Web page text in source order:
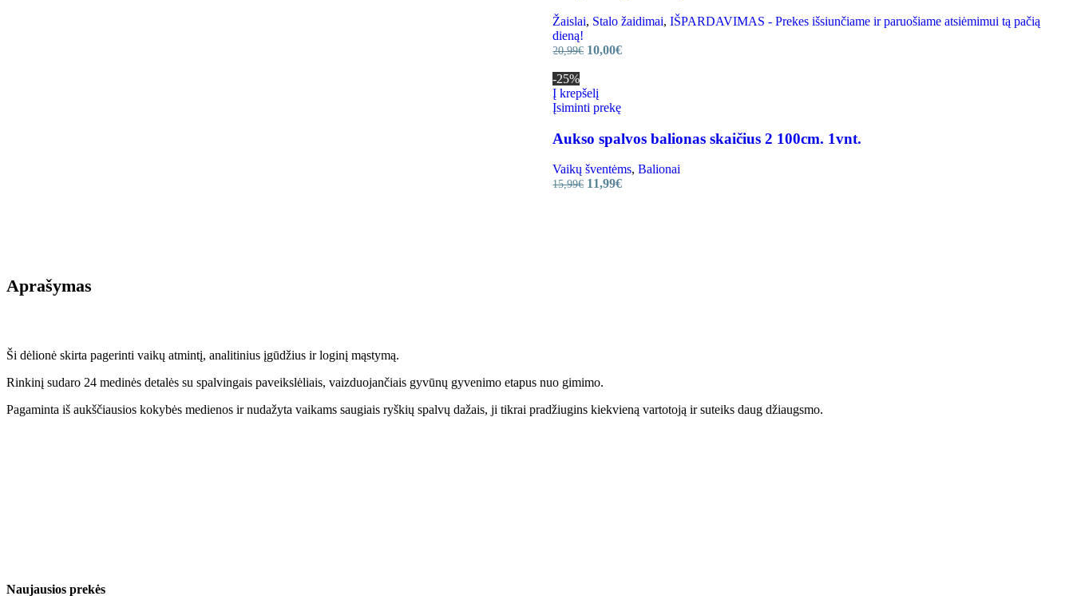
Žaislai, Stalo žaidimai, IŠPARDAVIMAS - Prekes išsiunčiame ir paruošiame atsiėmimui tą pačią
dieną!
20,99€ 10,00€
-25%
Į krepšelį
Įsiminti prekę
Aukso spalvos balionas skaičius 2 100cm. 1vnt.
Vaikų šventėms, Balionai
15,99€ 11,99€
Aprašymas
Ši dėlionė skirta pagerinti vaikų atmintį, analitinius įgūdžius ir loginį mąstymą.
Rinkinį sudaro 24 medinės detalės su spalvingais paveikslėliais, vaizduojančiais gyvūnų gyvenimo etapus nuo gimimo.
Pagaminta iš aukščiausios kokybės medienos ir nudažyta vaikams saugiais ryškių spalvų dažais, ji tikrai pradžiugins kiekvieną vartotoją ir suteiks daug džiaugsmo.
Naujausios prekės